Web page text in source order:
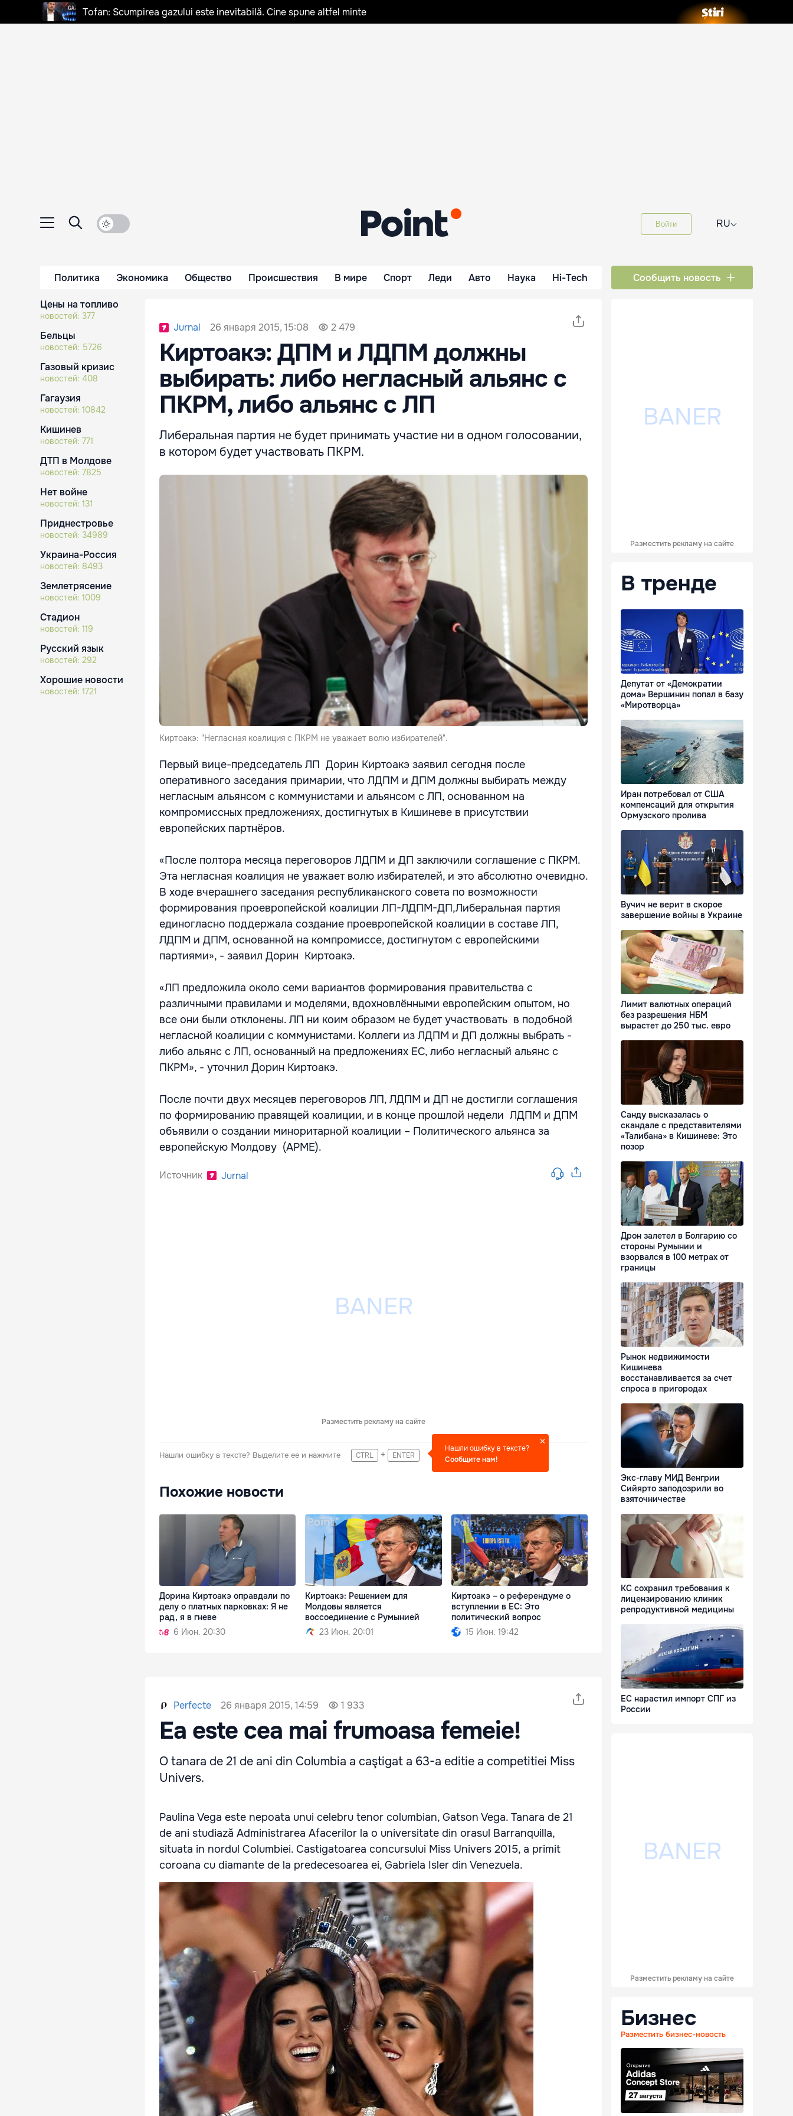
Tofan: Scumpirea gazului este inevitabilă. Cine spune altfel minte
Войти RU⌵
Политика Экономика Общество Происшествия В мире Спорт Леди Авто Наука Hi-Tech Сообщить новость
Цены на топливо
новостей: 377
Бельцы
новостей: 5726
Газовый кризис
новостей: 408
Гагаузия
новостей: 10842
Кишинев
новостей: 771
ДТП в Молдове
новостей: 7825
Нет войне
новостей: 131
Приднестровье
новостей: 34989
Украина-Россия
новостей: 8493
Землетрясение
новостей: 1009
Стадион
новостей: 119
Русский язык
новостей: 292
Хорошие новости
новостей: 1721
Jurnal 26 января 2015, 15:08 2 479
Киртоакэ: ДПМ и ЛДПМ должны
выбирать: либо негласный альянс с
ПКРМ, либо альянс с ЛП
Либеральная партия не будет принимать участие ни в одном голосовании,
в котором будет участвовать ПКРМ.
Киртоакэ: "Негласная коалиция с ПКРМ не уважает волю избирателей".
Первый вице-председатель ЛП Дорин Киртоакэ заявил сегодня после
оперативного заседания примарии, что ЛДПМ и ДПМ должны выбирать между
негласным альянсом с коммунистами и альянсом с ЛП, основанном на
компромиссных предложениях, достигнутых в Кишиневе в присутствии
европейских партнёров.
«После полтора месяца переговоров ЛДПМ и ДП заключили соглашение с ПКРМ.
Эта негласная коалиция не уважает волю избирателей, и это абсолютно очевидно.
В ходе вчерашнего заседания республиканского совета по возможности
формирования проевропейской коалиции ЛП-ЛДПМ-ДП,Либеральная партия
единогласно поддержала создание проевропейской коалиции в составе ЛП,
ЛДПМ и ДПМ, основанной на компромиссе, достигнутом с европейскими
партиями», - заявил Дорин Киртоакэ.
«ЛП предложила около семи вариантов формирования правительства с
различными правилами и моделями, вдохновлёнными европейским опытом, но
все они были отклонены. ЛП ни коим образом не будет участвовать в подобной
негласной коалиции с коммунистами. Коллеги из ЛДПМ и ДП должны выбрать -
либо альянс с ЛП, основанный на предложениях ЕС, либо негласный альянс с
ПКРМ», - уточнил Дорин Киртоакэ.
После почти двух месяцев переговоров ЛП, ЛДПМ и ДП не достигли соглашения
по формированию правящей коалиции, и в конце прошлой недели ЛДПМ и ДПМ
объявили о создании миноритарной коалиции – Политического альянса за
европейскую Молдову (APME).
Источник Jurnal
Разместить рекламу на сайте
Нашли ошибку в тексте? Выделите ее и нажмите CTRL + ENTER
Нашли ошибку в тексте?
Сообщите нам!
Похожие новости
Дорина Киртоакэ оправдали по
делу о платных парковках: Я не
рад, я в гневе
6 Июн. 20:30
Киртоакэ: Решением для
Молдовы является
воссоединение с Румынией
23 Июн. 20:01
Киртоакэ – о референдуме о
вступлении в ЕС: Это
политический вопрос
15 Июн. 19:42
Perfecte 26 января 2015, 14:59 1 933
Ea este cea mai frumoasa femeie!
O tanara de 21 de ani din Columbia a caştigat a 63-a editie a competitiei Miss
Univers.
Paulina Vega este nepoata unui celebru tenor columbian, Gatson Vega. Tanara de 21
de ani studiază Administrarea Afacerilor la o universitate din orasul Barranquilla,
situata in nordul Columbiei. Castigatoarea concursului Miss Univers 2015, a primit
coroana cu diamante de la predecesoarea ei, Gabriela Isler din Venezuela.
Разместить рекламу на сайте
В тренде
Депутат от «Демократии
дома» Вершинин попал в базу
«Миротворца»
Иран потребовал от США
компенсаций для открытия
Ормузского пролива
Вучич не верит в скорое
завершение войны в Украине
Лимит валютных операций
без разрешения НБМ
вырастет до 250 тыс. евро
Санду высказалась о
скандале с представителями
«Талибана» в Кишиневе: Это
позор
Дрон залетел в Болгарию со
стороны Румынии и
взорвался в 100 метрах от
границы
Рынок недвижимости
Кишинева
восстанавливается за счет
спроса в пригородах
Экс-главу МИД Венгрии
Сийярто заподозрили во
взяточничестве
КС сохранил требования к
лицензированию клиник
репродуктивной медицины
ЕС нарастил импорт СПГ из
России
Разместить рекламу на сайте
Бизнес
Разместить бизнес-новость